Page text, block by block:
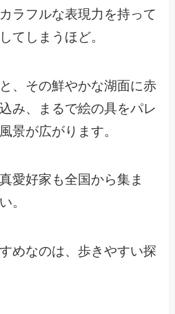
ラフルな表現力を持って
てしまうほど。
、その鮮やかな湖面に赤
み、まるで絵の具をパレ
景が広がります。
愛好家も全国から集ま
。
めなのは、歩きやすい探